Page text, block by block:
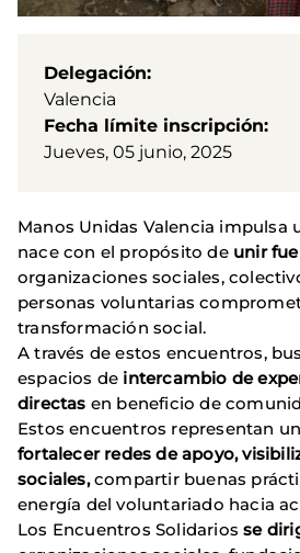
Delegación
Valencia
Fecha límite inscripción
Jueves, 05 junio, 2025
Manos Unidas Valencia impulsa
nace con el propósito de unir
organizaciones sociales,
personas voluntarias
transformación social.
A través de estos encuentros,
espacios de intercambio de
directas en beneficio de
Estos encuentros representan
fortalecer redes de apoyo,
sociales,compartir buenas
energía del voluntariado hacia
Los Encuentros Solidariosse